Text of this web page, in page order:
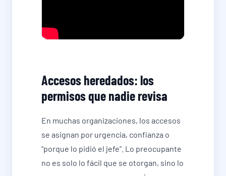
Accesos heredados: los
permisos que nadie revisa
En muchas organizaciones, los accesos
se asignan por urgencia, confianza o
“porque lo pidió el jefe”. Lo preocupante
no es solo lo fácil que se otorgan, sino lo